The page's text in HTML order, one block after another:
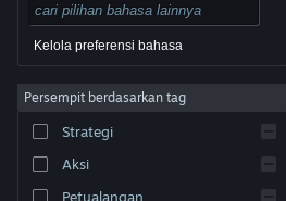
Undang. Semua merek dagang merupakan hak pemilik
Legal| Aksesibilitas
Pengembalian Dana
Kelola preferensi bahasa
Persempit berdasarkan tag
Strategi
Aksi
Petualangan